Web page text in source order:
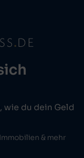
wie du dein Geld
& mehr